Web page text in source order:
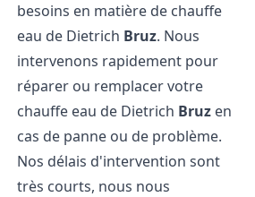
besoins en matière de chauffe
eau de Dietrich Bruz. Nous
intervenons rapidement pour
réparer ou remplacer votre
chauffe eau de Dietrich Bruz en
cas de panne ou de problème.
Nos délais d'intervention sont
très courts, nous nous